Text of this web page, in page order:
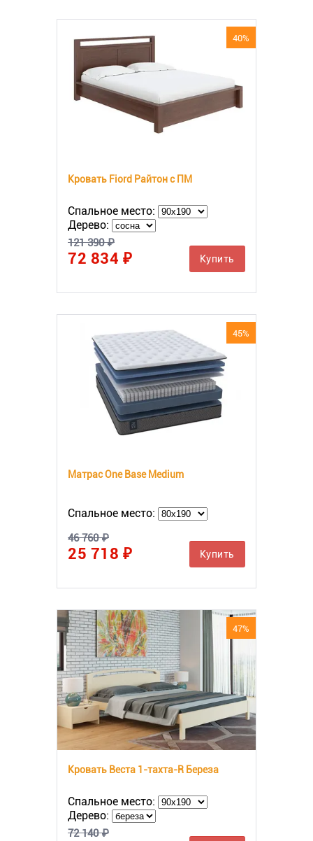
40%
Кровать Fiord Райтон с ПМ
Спальное место:
Дерево:
121 390 ₽
72 834 ₽ Купить
45%
Матрас One Base Medium
Спальное место:
46 760 ₽
25 718 ₽ Купить
47%
Кровать Веста 1-тахта-R Береза
Спальное место:
Дерево:
72 140 ₽